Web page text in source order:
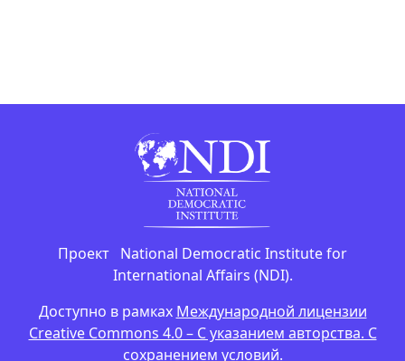
Проект National Democratic Institute for
International Affairs (NDI).
Доступно в рамках Международной лицензии
Creative Commons 4.0 – С указанием авторства. С
сохранением условий.